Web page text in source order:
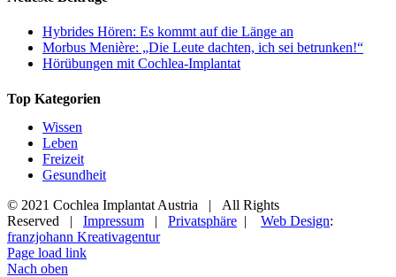
Hybrides Hören: Es kommt auf die Länge an
Morbus Menière: „Die Leute dachten, ich sei betrunken!“
Hörübungen mit Cochlea-Implantat
Top Kategorien
Wissen
Leben
Freizeit
Gesundheit
© 2021 Cochlea Implantat Austria | All Rights
Reserved | Impressum | Privatsphäre | Web Design:
franzjohann Kreativagentur
Page load link
Nach oben